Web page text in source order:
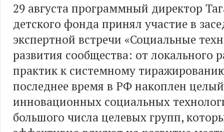
29 августа программный директор
детского фонда принял участие в
экспертной встречи «Социальные
развития сообщества: от локального
практик к системному
последнее время в РФ накоплен
инновационных социальных
большого числа целевых групп,